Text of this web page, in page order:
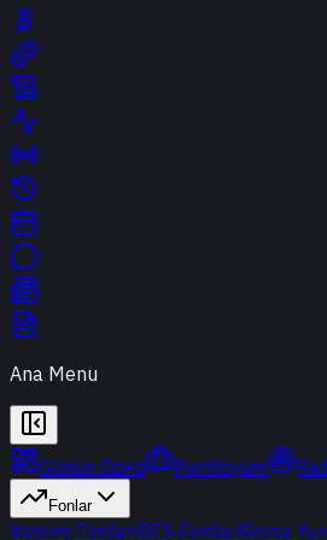
Ana Menu
Günün Özeti Portföyüm
Fonlar
Yatırım FonlarıBES FonlarıBorsa